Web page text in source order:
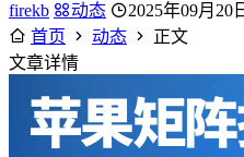
firekb 动态 2025年09月20
首页
动态
正文
文章详情